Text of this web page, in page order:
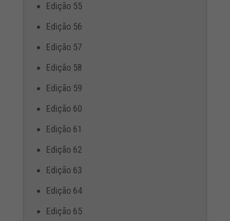
Edição 55
Edição 56
Edição 57
Edição 58
Edição 59
Edição 60
Edição 61
Edição 62
Edição 63
Edição 64
Edição 65